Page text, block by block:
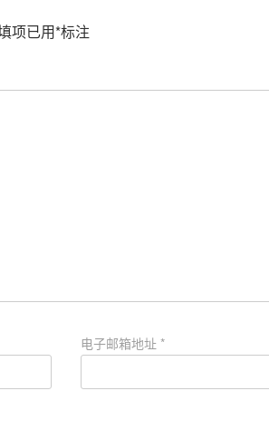
项已用*标注
电子邮箱地址 *